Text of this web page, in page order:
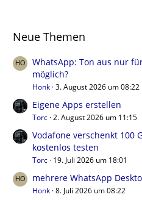
Neue Themen
WhatsApp: Ton aus nur
möglich?
Honk 3. August 2026 um 08:22
Eigene Apps erstellen
Torc 2. August 2026 um 11:15
Vodafone verschenkt 100
kostenlos testen
Torc 19. Juli 2026 um 18:01
mehrere WhatsApp
Honk 8. Juli 2026 um 08:22